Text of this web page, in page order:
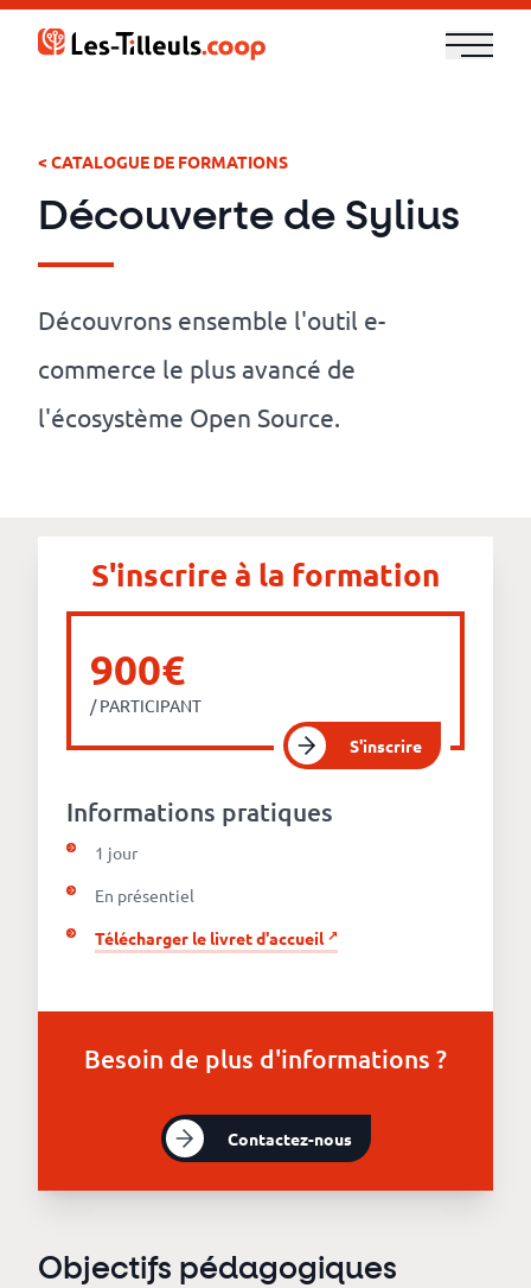
Aller
offre
Formations
Cloud
et
DevOps
responsable
Nos
clients
coopérative
On
recrute
Le
< CATALOGUE DE FORMATIONS
Découverte de Sylius
Découvrons ensemble l'outil e-
commerce le plus avancé de
l'écosystème Open Source.
S'inscrire à la formation
900€
/ PARTICIPANT
S'inscrire
Informations pratiques
1 jour
En présentiel
Télécharger le livret d'accueil
Besoin de plus d'informations ?
Contactez-nous
Objectifs pédagogiques